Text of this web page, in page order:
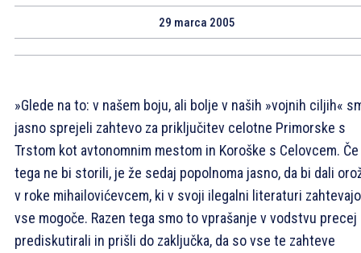
29 marca 2005
»Glede na to: v našem boju, ali bolje v naših »vojnih ciljih«
jasno sprejeli zahtevo za priključitev celotne Primorske s
Trstom kot avtonomnim mestom in Koroške s Celovcem. Če
tega ne bi storili, je že sedaj popolnoma jasno, da bi dali
v roke mihailovićevcem, ki v svoji ilegalni literaturi zahtevajo
vse mogoče. Razen tega smo to vprašanje v vodstvu precej
prediskutirali in prišli do zaključka, da so vse te zahteve